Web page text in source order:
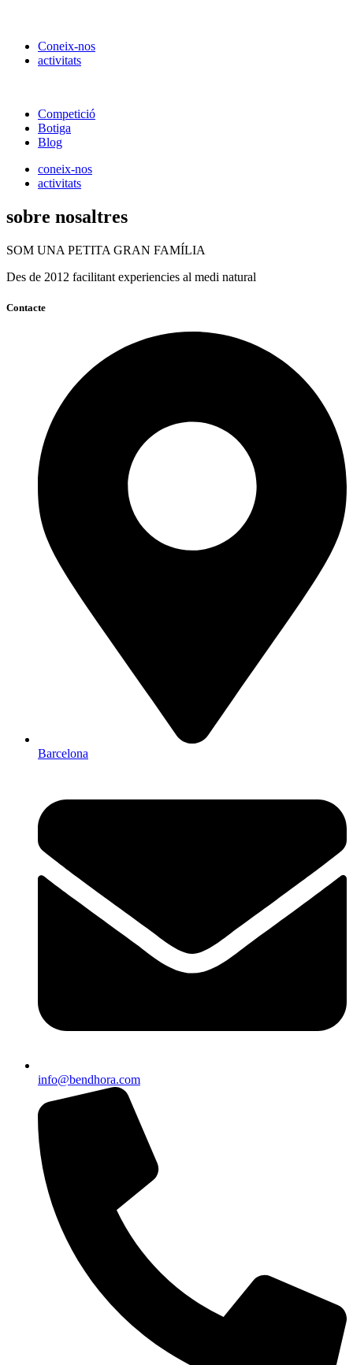
Coneix-nos
activitats
Competició
Botiga
Blog
coneix-nos
activitats
sobre nosaltres
SOM UNA PETITA GRAN FAMÍLIA
Des de 2012 facilitant experiencies al medi natural
Contacte
Barcelona
info@bendhora.com